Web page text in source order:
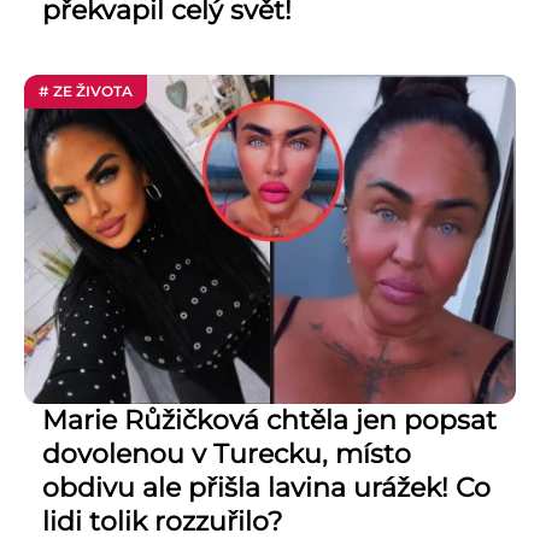
překvapil celý svět!
# ZE ŽIVOTA
Marie Růžičková chtěla jen popsat
dovolenou v Turecku, místo
obdivu ale přišla lavina urážek! Co
lidi tolik rozzuřilo?